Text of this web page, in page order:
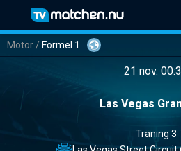
Motor / Formel 1
21 nov.
Las Vegas
Träning 3